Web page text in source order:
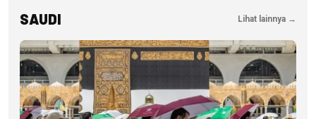
SAUDI Lihat lainnya →